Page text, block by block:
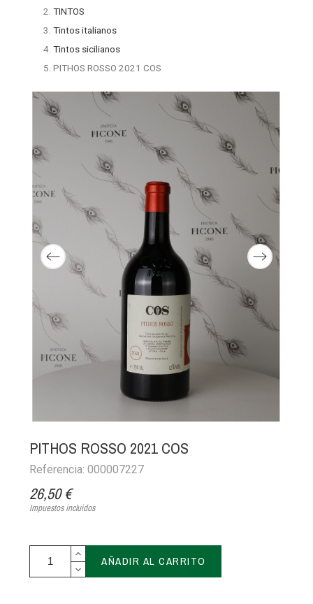
TINTOS
Tintos italianos
Tintos sicilianos
PITHOS ROSSO 2021 COS
PITHOS ROSSO 2021 COS
Referencia: 000007227
26,50 €
Impuestos incluidos
AÑADIR AL CARRITO